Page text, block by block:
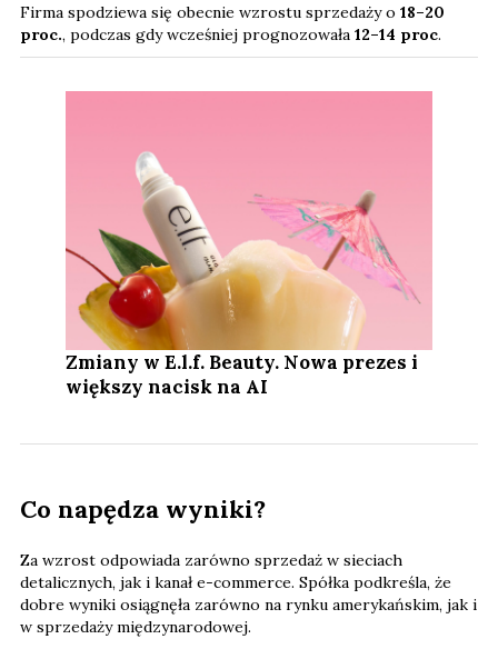
Firma spodziewa się obecnie wzrostu sprzedaży o 18–20
proc., podczas gdy wcześniej prognozowała 12–14 proc.
Zmiany w E.l.f. Beauty. Nowa prezes i
większy nacisk na AI
Co napędza wyniki?
Za wzrost odpowiada zarówno sprzedaż w sieciach
detalicznych, jak i kanał e-commerce. Spółka podkreśla, że
dobre wyniki osiągnęła zarówno na rynku amerykańskim, jak i
w sprzedaży międzynarodowej.